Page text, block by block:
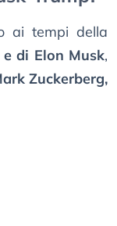
ai tempi della
di Elon Musk,
Zuckerberg,